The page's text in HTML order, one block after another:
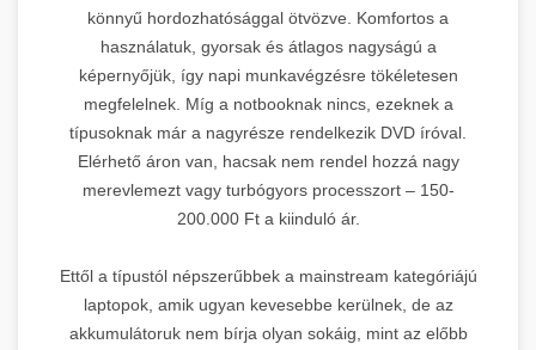
könnyű hordozhatósággal ötvözve. Komfortos a
használatuk, gyorsak és átlagos nagyságú a
képernyőjük, így napi munkavégzésre tökéletesen
megfelelnek. Míg a notbooknak nincs, ezeknek a
típusoknak már a nagyrésze rendelkezik DVD íróval.
Elérhető áron van, hacsak nem rendel hozzá nagy
merevlemezt vagy turbógyors processzort – 150-
200.000 Ft a kiinduló ár.
Ettől a típustól népszerűbbek a mainstream kategóriájú
laptopok, amik ugyan kevesebbe kerülnek, de az
akkumulátoruk nem bírja olyan sokáig, mint az előbb